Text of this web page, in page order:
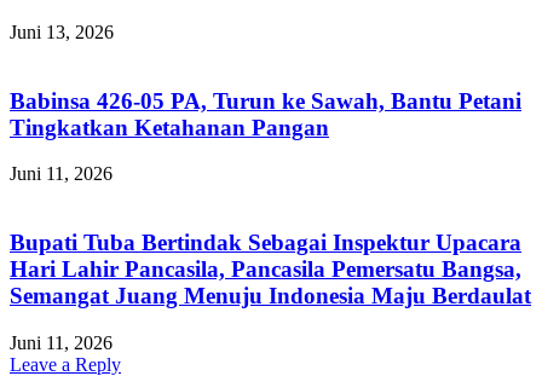
Juni 13, 2026
Babinsa 426-05 PA, Turun ke Sawah, Bantu Petani
Tingkatkan Ketahanan Pangan
Juni 11, 2026
Bupati Tuba Bertindak Sebagai Inspektur Upacara
Hari Lahir Pancasila, Pancasila Pemersatu Bangsa,
Semangat Juang Menuju Indonesia Maju Berdaulat
Juni 11, 2026
Leave a Reply